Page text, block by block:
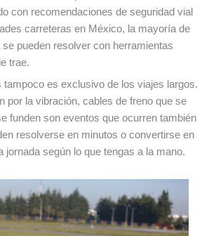
con recomendaciones de seguridad vial
carreteras en México, la mayoría de
pueden resolver con herramientas
trae.
tampoco es exclusivo de los viajes largos.
por la vibración, cables de freno que se
funden son eventos que ocurren también
resolverse en minutos o convertirse en
jornada según lo que tengas a la mano.